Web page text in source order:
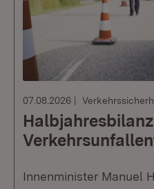
07.08.2026
Innenminister Manuel